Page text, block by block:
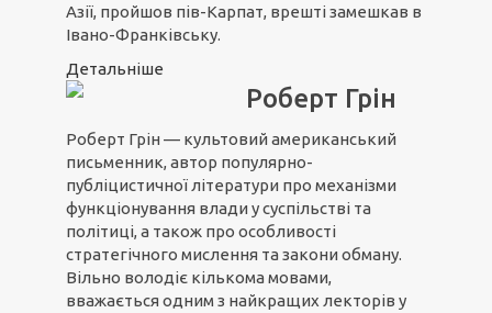
Азії, пройшов пів-Карпат, врешті замешкав в
Івано-Франківську.
Детальніше
Роберт Грін
Роберт Грін — культовий американський
письменник, автор популярно-
публіцистичної літератури про механізми
функціонування влади у суспільстві та
політиці, а також про особливості
стратегічного мислення та закони обману.
Вільно володіє кількома мовами,
вважається одним з найкращих лекторів у